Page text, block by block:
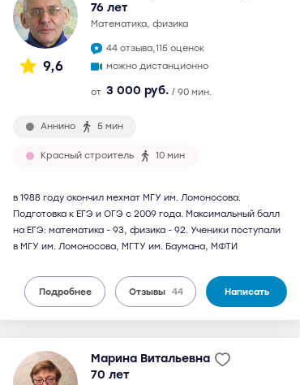
9,6
76 лет
математика, физика
44 отзыва,115 оценок
можно дистанционно
от 3 000 руб. / 90 мин.
Аннино 5 мин
Красный строитель 10 мин
в 1988 году окончил мехмат МГУ им. Ломоносова.
Подготовка к ЕГЭ и ОГЭ с 2009 года. Максимальный балл
на ЕГЭ: математика - 93, физика - 92. Ученики поступали
в МГУ им. Ломоносова, МГТУ им. Баумана, МФТИ
Подробнее Отзывы 44 Написать
Марина Витальевна
70 лет